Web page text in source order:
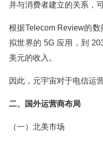
并与消费者建立的关系，
根据Telecom Review的
拟世界的 5G 应用，到
美元的收入。
因此，元宇宙对于电信运
二、国外运营商布局
（一）北美市场